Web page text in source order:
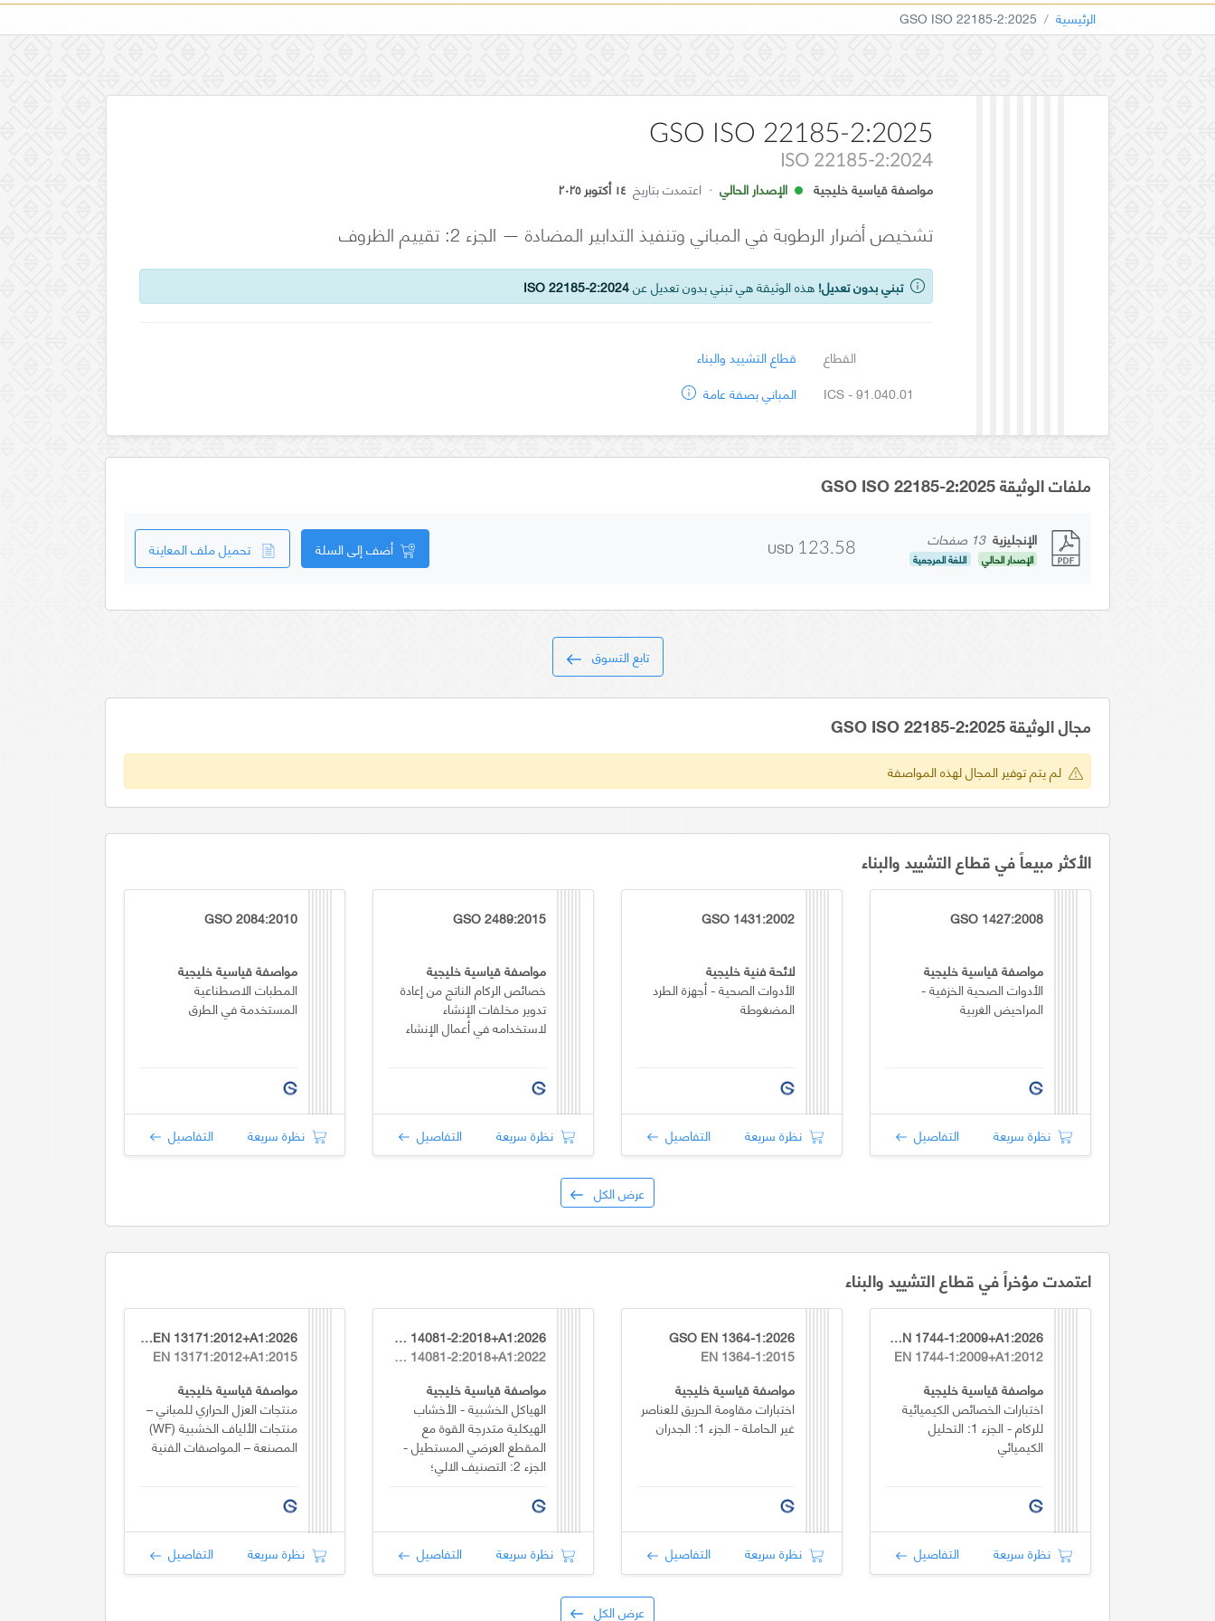
الرئيسية GSO ISO 22185-2:2025
GSO ISO 22185-2:2025
ISO 22185-2:2024
مواصفة قياسية خليجية الإصدار الحالي · اعتمدت بتاريخ ١٤ أكتوبر ٢٠٢٥
تشخيص أضرار الرطوبة في المباني وتنفيذ التدابير المضادة — الجزء 2: تقييم الظروف
تبني بدون تعديل! هذه الوثيقة هي تبني بدون تعديل عنISO 22185-2:2024
القطاع
قطاع التشييد والبناء
ICS - 91.040.01
المباني بصفة عامة
ملفات الوثيقة GSO ISO 22185-2:2025
الإنجليزية 13 صفحات
الإصدار الحالي اللغة المرجعية USD 123.58 أضف إلى السلة تحميل ملف المعاينة
تابع التسوق
مجال الوثيقة GSO ISO 22185-2:2025
لم يتم توفير المجال لهذه المواصفة
الأكثر مبيعاً في قطاع التشييد والبناء
GSO 1427:2008
مواصفة قياسية خليجية
الأدوات الصحية الخزفية -
المراحيض الغربية
نظرة سريعة التفاصيل
GSO 1431:2002
لائحة فنية خليجية
الأدوات الصحية - أجهزة الطرد
المضغوطة
نظرة سريعة التفاصيل
GSO 2489:2015
مواصفة قياسية خليجية
خصائص الركام الناتج من إعادة
تدوير مخلفات الإنشاء
لاستخدامه في أعمال الإنشاء
نظرة سريعة التفاصيل
GSO 2084:2010
مواصفة قياسية خليجية
المطبات الاصطناعية
المستخدمة في الطرق
نظرة سريعة التفاصيل
عرض الكل
اعتمدت مؤخراً في قطاع التشييد والبناء
GSO EN 1744-1:2009+A1:2026
EN 1744-1:2009+A1:2012
مواصفة قياسية خليجية
اختبارات الخصائص الكيميائية
للركام - الجزء 1: التحليل
الكيميائي
نظرة سريعة التفاصيل
GSO EN 1364-1:2026
EN 1364-1:2015
مواصفة قياسية خليجية
اختبارات مقاومة الحريق للعناصر
غير الحاملة - الجزء 1: الجدران
نظرة سريعة التفاصيل
GSO EN 14081-2:2018+A1:2026
EN 14081-2:2018+A1:2022
مواصفة قياسية خليجية
الهياكل الخشبية - الأخشاب
الهيكلية متدرجة القوة مع
المقطع العرضي المستطيل -
الجزء 2: التصنيف الالي؛
متطلبات إضافية لاختبار النوع
نظرة سريعة التفاصيل
GSO EN 13171:2012+A1:2026
EN 13171:2012+A1:2015
مواصفة قياسية خليجية
منتجات العزل الحراري للمباني –
منتجات الألياف الخشبية (WF)
المصنعة – المواصفات الفنية
نظرة سريعة التفاصيل
عرض الكل